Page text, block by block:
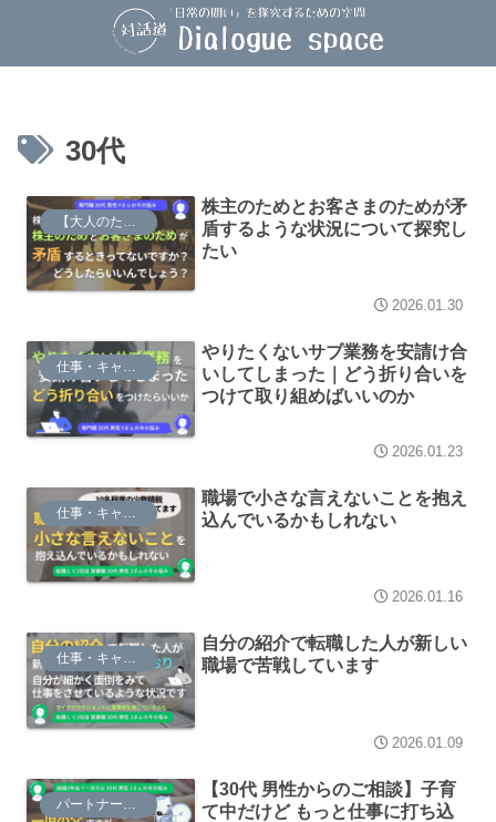
30代
【大人のための】総合的な探究の時間
株主のためとお客さまのためが矛
盾するような状況について探究し
たい
2026.01.30
仕事・キャリア
やりたくないサブ業務を安請け合
いしてしまった｜どう折り合いを
つけて取り組めばいいのか
2026.01.23
仕事・キャリア
職場で小さな言えないことを抱え
込んでいるかもしれない
2026.01.16
仕事・キャリア
自分の紹介で転職した人が新しい
職場で苦戦しています
2026.01.09
パートナーシップ
【30代 男性からのご相談】子育
て中だけど もっと仕事に打ち込